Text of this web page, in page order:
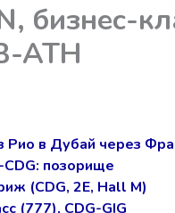
бизнес-
ATH
Рио в Дубай через
CDG: позорище
(CDG, 2E, Hall M)
(777), CDG-GIG